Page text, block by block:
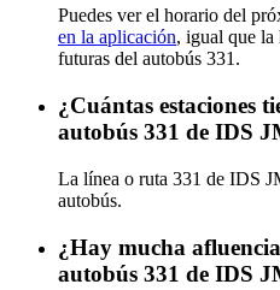
Puedes ver el horario del
en la aplicación, igual que la
futuras del autobús 331.
¿Cuántas estaciones
autobús 331 de IDS
La línea o ruta 331 de IDS
autobús.
¿Hay mucha
autobús 331 de IDS